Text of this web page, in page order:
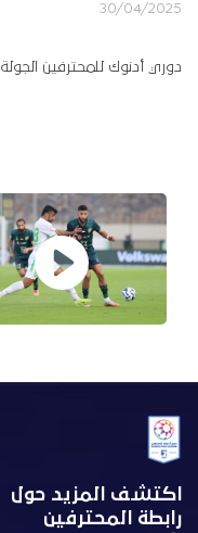
30/04/2025
دوري أدنوك للمحترفين الجولة 20
اكتشف المزيد حول
رابطة المحترفين